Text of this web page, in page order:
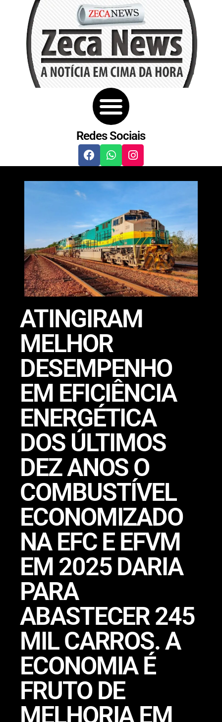
Redes Sociais
ATINGIRAM
MELHOR
DESEMPENHO
EM EFICIÊNCIA
ENERGÉTICA
DOS ÚLTIMOS
DEZ ANOS O
COMBUSTÍVEL
ECONOMIZADO
NA EFC E EFVM
EM 2025 DARIA
PARA
ABASTECER 245
MIL CARROS. A
ECONOMIA É
FRUTO DE
MELHORIA EM